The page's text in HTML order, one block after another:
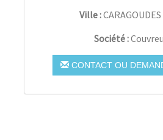
Ville :CARAGOUDES
Société :
CONTACT OU